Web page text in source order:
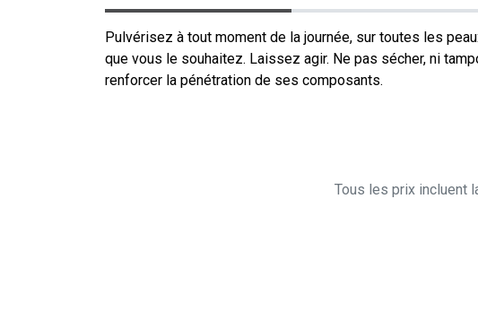
Pulvérisez à tout moment de la journée, sur toutes les
que vous le souhaitez. Laissez agir. Ne pas sécher, ni
renforcer la pénétration de ses composants.
Tous les prix incluent